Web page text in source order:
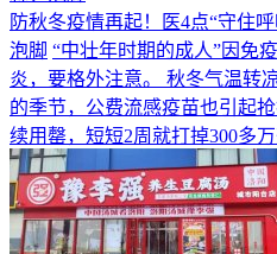
防秋冬疫情再起！医4点“守住
泡脚 “中壮年时期的成人”因免
炎，要格外注意。 秋冬气温转
的季节，公费流感疫苗也引起
续用罄，短短2周就打掉300多